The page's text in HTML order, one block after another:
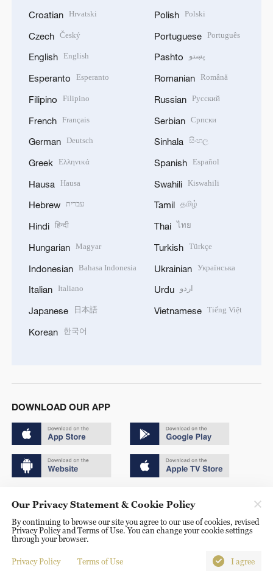
Croatian Hrvatski
Czech Český
English English
Esperanto Esperanto
Filipino Filipino
French Français
German Deutsch
Greek Ελληνικά
Hausa Hausa
Hebrew עברית
Hindi हिन्दी
Hungarian Magyar
Indonesian Bahasa Indonesia
Italian Italiano
Japanese 日本語
Korean 한국어
Polish Polski
Portuguese Português
Pashto پښتو
Romanian Română
Russian Русский
Serbian Српски
Sinhala සිංහල
Spanish Español
Swahili Kiswahili
Tamil தமிழ்
Thai ไทย
Turkish Türkçe
Ukrainian Українська
Urdu اردو
Vietnamese Tiếng Việt
DOWNLOAD OUR APP
京ICP备20000184号
京公网安备 11010502050052号
Disinformation report hotline: 010-85061466
Our Privacy Statement & Cookie Policy
By continuing to browse our site you agree to our use of cookies, revised
Privacy Policy and Terms of Use. You can change your cookie settings
through your browser.
Privacy Policy Terms of Use I agree